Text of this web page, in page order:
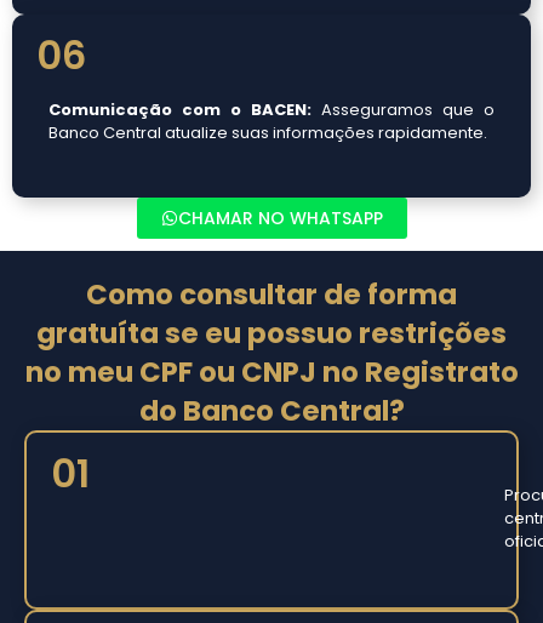
06
Comunicação com o BACEN: Asseguramos que o
Banco Central atualize suas informações rapidamente.
CHAMAR NO WHATSAPP
Como consultar de forma
gratuíta se eu possuo restrições
no meu CPF ou CNPJ no Registrato
do Banco Central?
01